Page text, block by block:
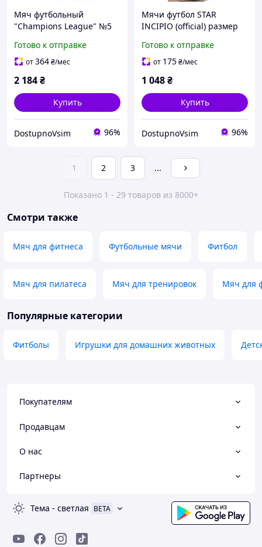
Мяч футбольный
"Champions League" №5
Готово к отправке
от364₴/мес
2 184₴
Купить
DostupnoVsim 96%
Мячи футбол STAR
INCIPIO (official) размер
Готово к отправке
от 175₴/мес
1 048₴
Купить
DostupnoVsim 96%
1 2 3 ...
Показано 1 - 29 товаров из 8000+
Смотри также
Мяч для фитнеса Футбольные мячи Фитбол
Мяч для пилатеса Мяч для тренировок Мяч для
Популярные категории
Фитболы Игрушки для домашних животных
Покупателям
Продавцам
О нас
Партнеры
Тема - светлая BETA